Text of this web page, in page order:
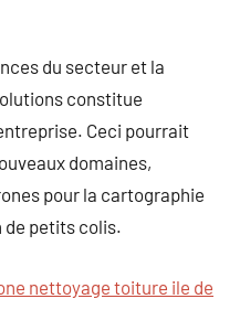
du secteur et la
constitue
Ceci pourrait
domaines,
pour la cartographie
de petits colis.
nettoyage toiture ile de